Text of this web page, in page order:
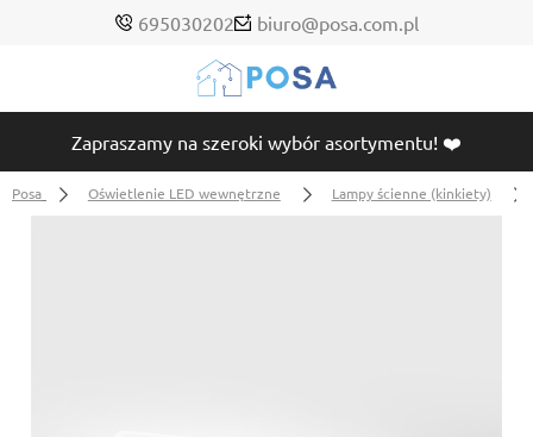
695030202 biuro@posa.com.pl
Zapraszamy na szeroki wybór asortymentu! ❤️
Posa Oświetlenie LED wewnętrzne Lampy ścienne (kinkiety)